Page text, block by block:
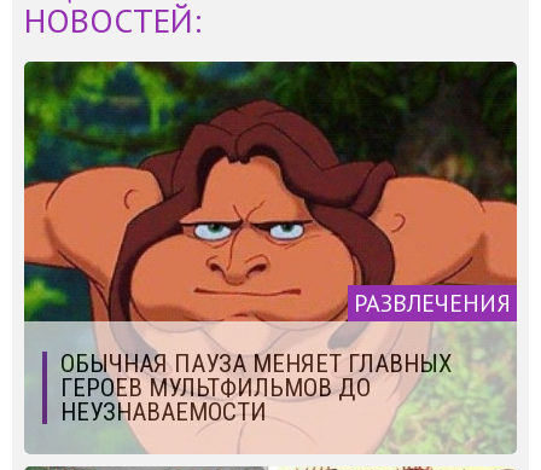
НОВОСТЕЙ:
РАЗВЛЕЧЕНИЯ
ОБЫЧНАЯ ПАУЗА МЕНЯЕТ ГЛАВНЫХ
ГЕРОЕВ МУЛЬТФИЛЬМОВ ДО
НЕУЗНАВАЕМОСТИ